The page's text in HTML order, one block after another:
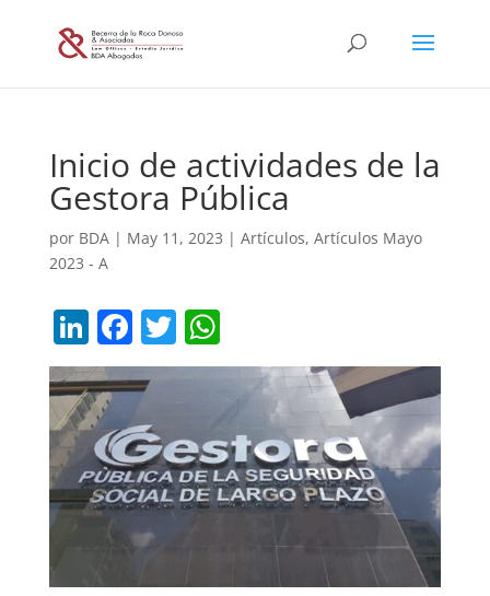
Inicio de actividades de la
Gestora Pública
por BDA| May 11, 2023 | Artículos, Artículos Mayo
2023 - A
Li
n
k
e
dI
n
F
a
c
e
b
o
o
k
T
w
er
W
h
at
s
A
p